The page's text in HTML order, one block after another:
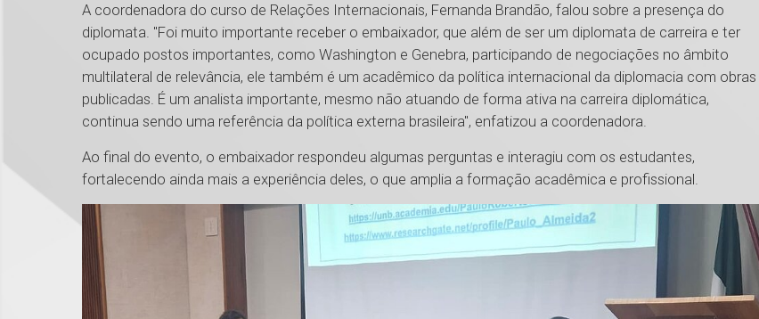
A coordenadora do curso de Relações Internacionais, Fernanda Brandão, falou sobre a presença do
diplomata. "Foi muito importante receber o embaixador, que além de ser um diplomata de carreira e ter
ocupado postos importantes, como Washington e Genebra, participando de negociações no âmbito
multilateral de relevância, ele também é um acadêmico da política internacional da diplomacia com obras
publicadas. É um analista importante, mesmo não atuando de forma ativa na carreira diplomática,
continua sendo uma referência da política externa brasileira", enfatizou a coordenadora.
Ao final do evento, o embaixador respondeu algumas perguntas e interagiu com os estudantes,
fortalecendo ainda mais a experiência deles, o que amplia a formação acadêmica e profissional.